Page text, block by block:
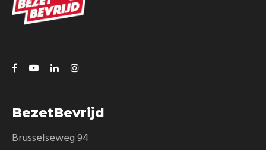
BezetBevrijd
Brusselseweg 94